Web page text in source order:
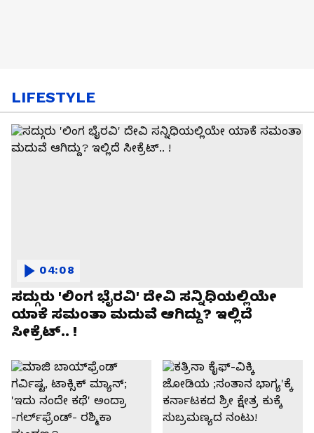
LIFESTYLE
ಸದ್ಗುರು 'ಲಿಂಗ ಭೈರವಿ' ದೇವಿ ಸನ್ನಿಧಿಯಲ್ಲಿಯೇ
ಯಾಕೆ ಸಮಂತಾ ಮದುವೆ ಆಗಿದ್ದು? ಇಲ್ಲಿದೆ
ಸೀಕ್ರೆಟ್.. !
04:08